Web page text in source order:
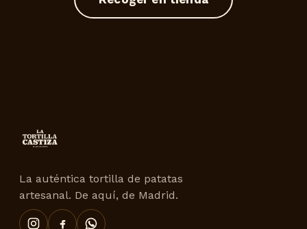
La auténtica tortilla de patatas
artesanal. De aquí, de Madrid.